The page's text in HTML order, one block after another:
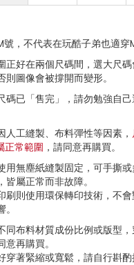
號，不代表在玩酷子弟也適穿
正好在兩個尺碼間，選大尺
則圖像會被撐開而變形。
碼已「售完」，請勿勉強自
人工縫製、布料彈性等因素，
正常範圍 ，請同意再購買。
用無塵紙縫製固定，可手撕
皆屬正常而非故障。
刷則使用環保轉印技術，不
同布料材質成份比例或版型
意再購買。
穿著緊縮或寬鬆，請自行斟酌